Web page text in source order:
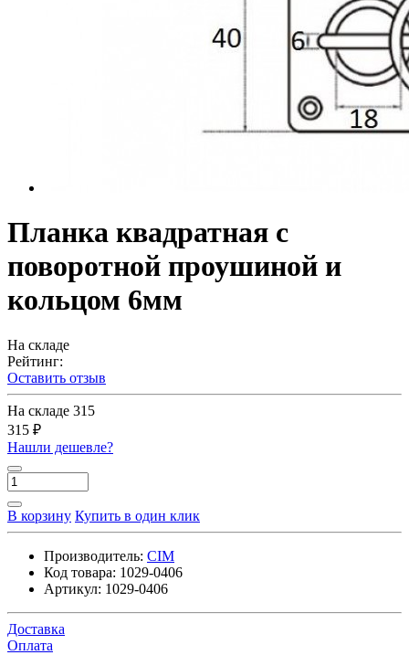
Планка квадратная с
поворотной проушиной и
кольцом 6мм
На складе
Рейтинг:
Оставить отзыв
На складе 315
315 ₽
Нашли дешевле?
В корзину Купить в один клик
Производитель: CIM
Код товара: 1029-0406
Артикул: 1029-0406
Доставка
Оплата